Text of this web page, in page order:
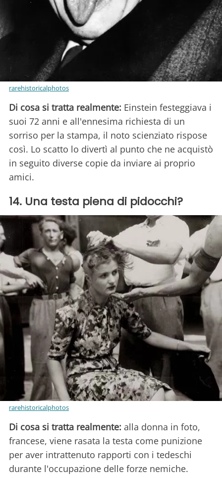
rarehistoricalphotos
Di cosa si tratta realmente: Einstein festeggiava i
suoi 72 anni e all'ennesima richiesta di un
sorriso per la stampa, il noto scienziato rispose
così. Lo scatto lo divertì al punto che ne acquistò
in seguito diverse copie da inviare ai proprio
amici.
14. Una testa piena di pidocchi?
rarehistoricalphotos
Di cosa si tratta realmente: alla donna in foto,
francese, viene rasata la testa come punizione
per aver intrattenuto rapporti con i tedeschi
durante l'occupazione delle forze nemiche.